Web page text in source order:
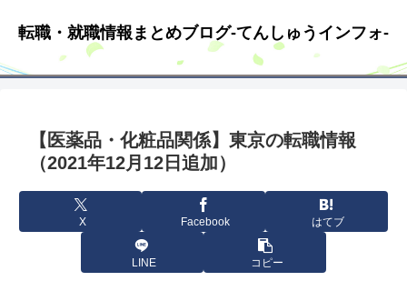
転職・就職情報まとめブログ-てんしゅうインフォ-
【医薬品・化粧品関係】東京の転職情報
（2021年12月12日追加）
X Facebook はてブ
LINE コピー